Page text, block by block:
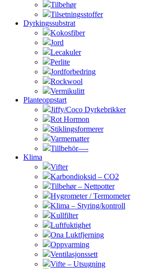
Tilbehør
Tilsetningsstoffer
Dyrkingssubstrat
Kokosfiber
Jord
Lecakuler
Perlite
Jordforbedring
Rockwool
Vermikulitt
Planteoppstart
Jiffy/Coco Dyrkebrikker
Rot Hormon
Stiklingsformerer
Varmematter
Tillbehör—-
Klima
Vifter
Karbondioksid – CO2
Tilbehør – Nettpotter
Hygrometer / Termometer
Klima – Styring/kontroll
Kullfilter
Luftfuktighet
Ona Luktfjerning
Oppvarming
Ventilasjonssett
Vifte – Utsugning